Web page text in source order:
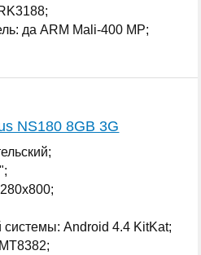
да ARM Mali-400 MP;
NS180 8GB 3G
Android 4.4 KitKat;